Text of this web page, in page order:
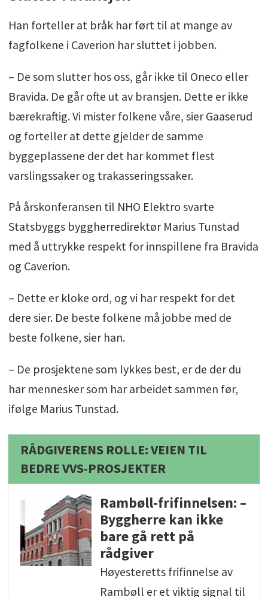
Han forteller at bråk har ført til at mange av
fagfolkene i Caverion har sluttet i jobben.
– De som slutter hos oss, går ikke til Oneco eller
Bravida. De går ofte ut av bransjen. Dette er ikke
bærekraftig. Vi mister folkene våre, sier Gaaserud
og forteller at dette gjelder de samme
byggeplassene der det har kommet flest
varslingssaker og trakasseringssaker.
På årskonferansen til NHO Elektro svarte
Statsbyggs byggherredirektør Marius Tunstad
med å uttrykke respekt for innspillene fra Bravida
og Caverion.
– Dette er kloke ord, og vi har respekt for det
dere sier. De beste folkene må jobbe med de
beste folkene, sier han.
– De prosjektene som lykkes best, er de der du
har mennesker som har arbeidet sammen før,
ifølge Marius Tunstad.
RÅDGIVERENS ROLLE: VEIEN TIL
BEDRE VVS-PROSJEKTER
Rambøll-frifinnelsen: –
Byggherre kan ikke
bare gå rett på
rådgiver
Høyesteretts frifinnelse av
Rambøll er et viktig signal til